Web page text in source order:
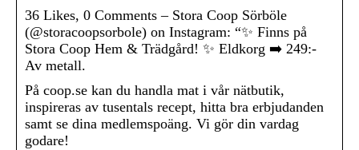
36 Likes, 0 Comments – Stora Coop Sörböle
(@storacoopsorbole) on Instagram: “✨ Finns på
Stora Coop Hem & Trädgård! ✨ Eldkorg ➡️ 249:-
Av metall.
På coop.se kan du handla mat i vår nätbutik,
inspireras av tusentals recept, hitta bra erbjudanden
samt se dina medlemspoäng. Vi gör din vardag
godare!